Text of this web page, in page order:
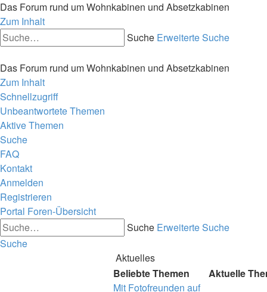
Das Forum rund um Wohnkabinen und Absetzkabinen
Zum Inhalt
Suche Erweiterte Suche
Das Forum rund um Wohnkabinen und Absetzkabinen
Zum Inhalt
Schnellzugriff
Unbeantwortete Themen
Aktive Themen
Suche
FAQ
Kontakt
Anmelden
Registrieren
Portal Foren-Übersicht
Suche Erweiterte Suche
Suche
Aktuelles
Beliebte Themen
Aktuelle
Mit Fotofreunden auf